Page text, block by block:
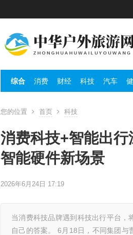
综合 消费 财经 科技 汽车
您的位置 首页 科技
消费科技+智能出
智能硬件新场景
2026年6月24日 17:19
当消费科技品牌遇到科技出行平台，
自己的答案。 6月18日，不同集团与